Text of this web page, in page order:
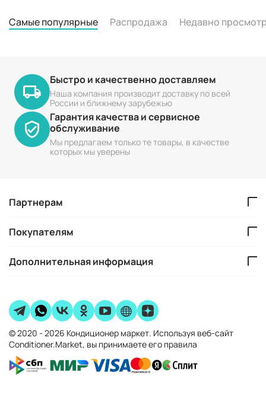
Самые популярные Распродажа Недавно
Быстро и качественно доставляем
Наша компания производит доставку по всей
России и ближнему зарубежью
Гарантия качества и сервисное
обслуживание
Мы предлагаем только те товары, в качестве
которых мы уверены
Партнерам
Покупателям
Дополнительная информация
© 2020 - 2026 Кондиционер маркет. Используя веб-сайт
Conditioner.Market, вы принимаете его правила